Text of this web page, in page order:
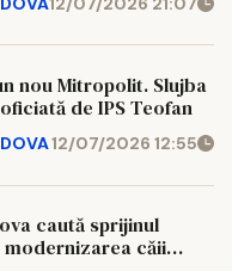
nou Mitropolit. Slujba
de IPS Teofan
12/07/2026 12:55
caută sprijinul
modernizarea căii